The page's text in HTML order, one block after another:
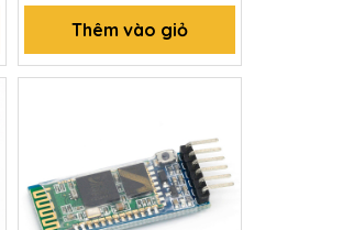
Thêm vào giỏ